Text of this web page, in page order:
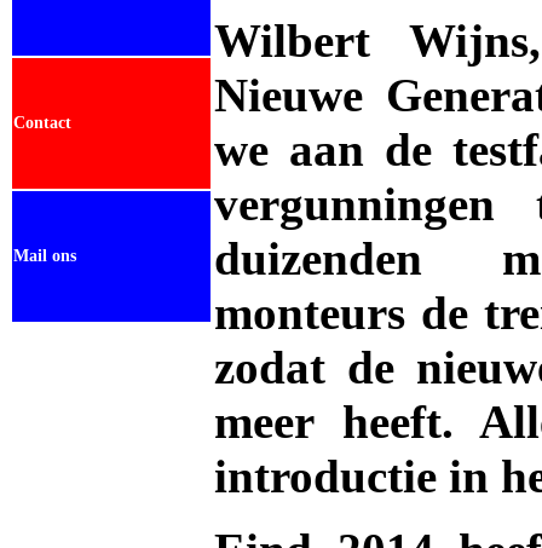
Wilbert
Nieuwe
we aan de
duizenden
monteurs de
zodat de
meer heeft.
introductie in
Contact
Mail ons